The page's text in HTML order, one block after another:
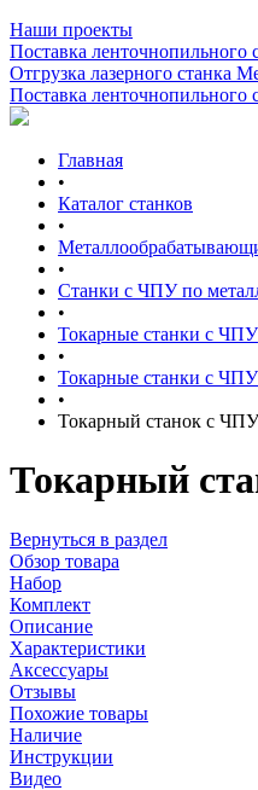
Наши проекты
Поставка ленточнопильного
Отгрузка лазерного станка
Поставка ленточнопильного
Главная
•
Каталог станков
•
•
Станки с ЧПУ по
•
Токарные станки с ЧПУ
•
Токарные станки с
•
Токарный станок с
Токарный
Вернуться в раздел
Обзор товара
Набор
Комплект
Описание
Характеристики
Аксессуары
Отзывы
Похожие товары
Наличие
Инструкции
Видео